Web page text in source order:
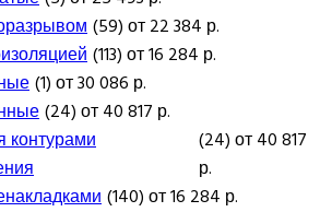
(59) от 22 384 р.
(113) от 16 284 р.
(1) от 30 086 р.
(24) от 40 817 р.
контурами
(24) от 40 817
р.
(140) от 16 284 р.